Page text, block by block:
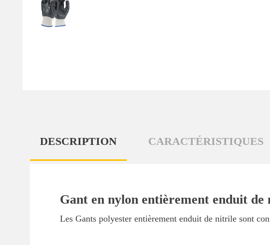
DESCRIPTION CARACTÉRISTIQUES
Gant en nylon entièrement enduit
Les Gants polyester entièrement enduit de nitrile sont